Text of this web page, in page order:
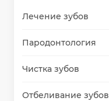
Лечение зубов
Пародонтология
Чистка зубов
Отбеливание зубов